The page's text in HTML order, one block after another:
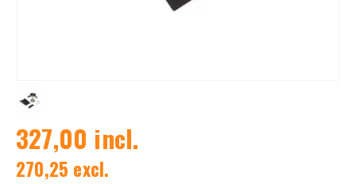
327,00 incl.
270,25 excl.